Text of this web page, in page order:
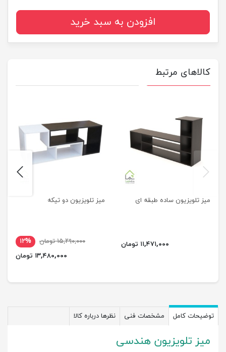
افزودن به سبد خرید
کالاهای مرتبط
میز تلویزیون ساده طبقه ای
۱۱,۴۷۱,۰۰۰ تومان
میز تلویزیون دو تیکه
۱۵,۲۹۰,۰۰۰ تومان
۱۲%
۱۳,۴۸۰,۰۰۰ تومان
previus
توضیحات کامل مشخصات فنی نظرها درباره کالا
میز تلویزیون هندسی